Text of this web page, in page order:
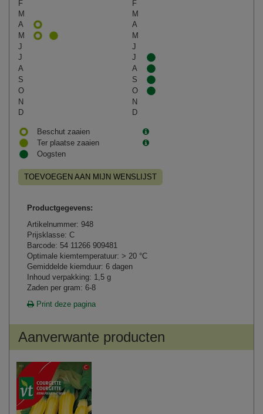
F
F
M
M
A
A
M
M
J
J
J
J
A
A
S
S
O
O
N
N
D
D
Beschut zaaien
Ter plaatse zaaien
Oogsten
TOEVOEGEN AAN MIJN WENSLIJST
Productgegevens:
Artikelnummer: 948
Prijsklasse: C
Barcode: 54 11266 909481
Optimale kiemtemperatuur: > 20 °C
Gemiddelde kiemduur: 6 dagen
Inhoud verpakking: 1,5 g
Zaden per gram: 6-8
Print deze pagina
Aanverwante producten